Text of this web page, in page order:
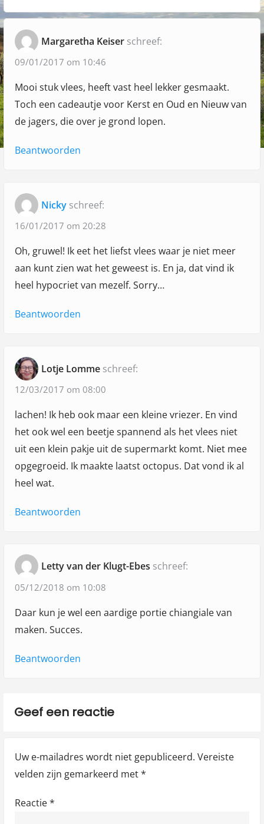
a
v
i
g
a
t
i
s
:
s
:
n
Margaretha Keiser schreef:
09/01/2017 om 10:46
Mooi stuk vlees, heeft vast heel lekker gesmaakt.
Toch een cadeautje voor Kerst en Oud en Nieuw van
de jagers, die over je grond lopen.
Beantwoorden
Nicky schreef:
16/01/2017 om 20:28
Oh, gruwel! Ik eet het liefst vlees waar je niet meer
aan kunt zien wat het geweest is. En ja, dat vind ik
heel hypocriet van mezelf. Sorry…
Beantwoorden
Lotje Lomme schreef:
12/03/2017 om 08:00
lachen! Ik heb ook maar een kleine vriezer. En vind
het ook wel een beetje spannend als het vlees niet
uit een klein pakje uit de supermarkt komt. Niet mee
opgegroeid. Ik maakte laatst octopus. Dat vond ik al
heel wat.
Beantwoorden
Letty van der Klugt-Ebes schreef:
05/12/2018 om 10:08
Daar kun je wel een aardige portie chiangiale van
maken. Succes.
Beantwoorden
Geef een reactie
Uw e-mailadres wordt niet gepubliceerd. Vereiste
velden zijn gemarkeerd met*
Reactie*